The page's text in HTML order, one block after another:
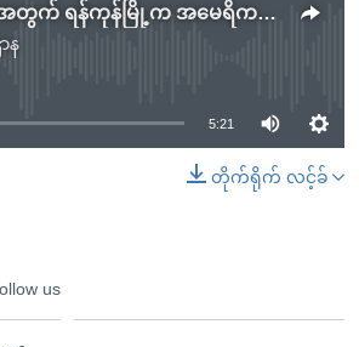
မြန်မာလူငယ်တွေအတွက် ရန်ကုန်မြို့က အမေရိကန် ပညာရေးပြပွဲ
န
source currently available
5:21
တိုက်ရိုက် လင့်ခ်
us